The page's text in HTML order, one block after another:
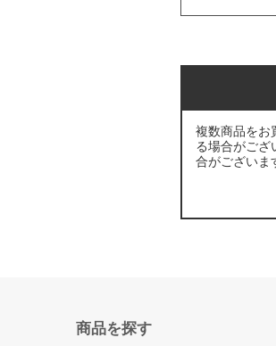
複数商品をお
る場合がござ
合がございま
商品を探す